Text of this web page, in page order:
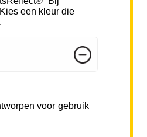
een kleur die
voor gebruik